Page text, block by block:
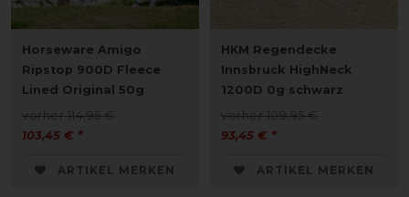
Horseware Amigo
Ripstop 900D Fleece
Lined Original 50g
vorher 114,95 €
103,45 € *
ARTIKEL MERKEN
HKM Regendecke
Innsbruck HighNeck
1200D 0g schwarz
vorher 109,95 €
93,45 € *
ARTIKEL MERKEN